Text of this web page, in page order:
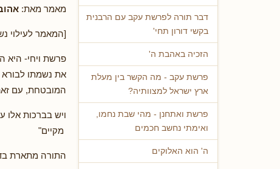
דבר תורה לפרשת עקב עם הרבנית
בקשי דורון תחי'
הזכיה באהבת ה'
פרשת עקב - מה הקשר בין מעלת
ארץ ישראל למצוותיה?
פרשת ואתחנן - מהי שבת נחמו,
ואימתי נחשב חכמים
ה' הוא האלוקים
מאמר מאת:
[המאמר לעילוי
פרשת ויחי- היא
את נשמתו לבורא
המובטחת, עם
ויש בברכות אלו
מקיים"
התורה מתארת